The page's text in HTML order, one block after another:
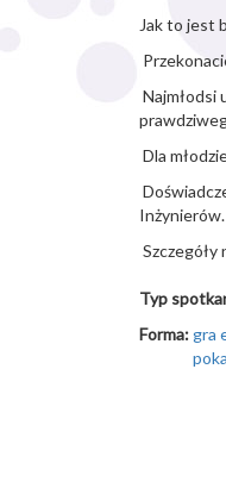
Jak to jest
Najmłodsi
Dla
Inżynierów.
Szczegóły
Typ
Forma: gra